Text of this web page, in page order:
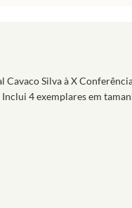
Silva à X
4 exemplares em